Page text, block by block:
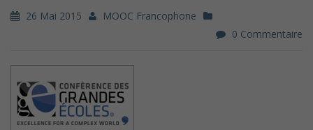
26 Mai 2015
MOOC Francophone
0 Commentaire